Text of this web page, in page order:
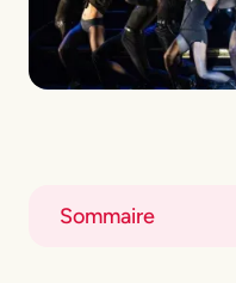
Sommaire